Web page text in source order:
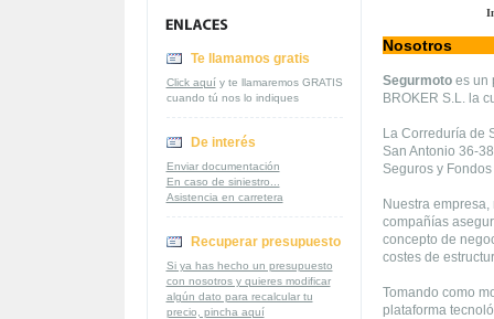
Te llamamos gratis
Click aquíy te llamaremos GRATIS
cuando tú nos lo indiques
De interés
Enviar documentación
En caso de siniestro...
Asistencia en carretera
Recuperar presupuesto
Si ya has hecho un presupuesto
con nosotros y quieres modificar
algún dato para recalcular tu
precio, pincha aquí
Nosotros
Segurmotoes un
BROKER S.L. la
La Correduría de
San Antonio 36-
Seguros y
Nuestra
compañías
concepto de
costes de
Tomando como
plataforma